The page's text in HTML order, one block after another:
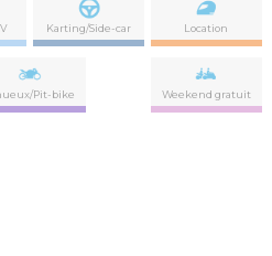
Karting/Side-car Location
Pit-bike Weekend gratuit